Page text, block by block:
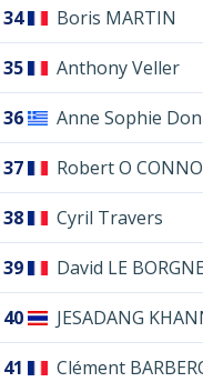
34 Boris MARTIN
35 Anthony Veller
36 Anne Sophie
37 Robert O
38 Cyril Travers
39 David LE
40 JESADANG
41 Clément